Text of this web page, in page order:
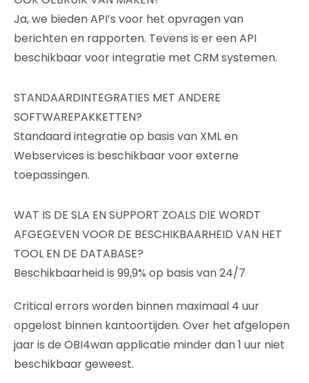
Ja, we bieden API’s voor het opvragen van
berichten en rapporten. Tevens is er een API
beschikbaar voor integratie met CRM systemen.
STANDAARDINTEGRATIES MET ANDERE
SOFTWAREPAKKETTEN?
Standaard integratie op basis van XML en
Webservices is beschikbaar voor externe
toepassingen.
WAT IS DE SLA EN SUPPORT ZOALS DIE WORDT
AFGEGEVEN VOOR DE BESCHIKBAARHEID VAN HET
TOOL EN DE DATABASE?
Beschikbaarheid is 99,9% op basis van 24/7
Critical errors worden binnen maximaal 4 uur
opgelost binnen kantoortijden. Over het afgelopen
jaar is de OBI4wan applicatie minder dan 1 uur niet
beschikbaar geweest.